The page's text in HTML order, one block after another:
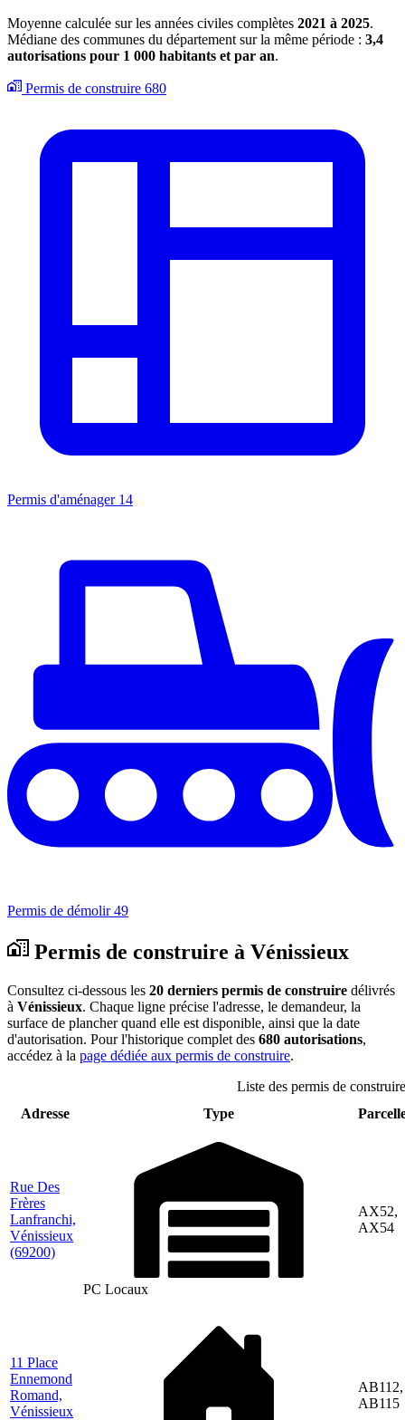
Moyenne calculée sur les années civiles complètes 2021 à 2025.
Médiane des communes du département sur la même période : 3,4
autorisations pour 1 000 habitants et par an.
Permis de construire 680
Permis d'aménager 14
Permis de démolir 49
Permis de construire à Vénissieux
Consultez ci-dessous les 20 derniers permis de construire délivrés
à Vénissieux. Chaque ligne précise l'adresse, le demandeur, la
surface de plancher quand elle est disponible, ainsi que la date
d'autorisation. Pour l'historique complet des 680 autorisations,
accédez à la page dédiée aux permis de construire.
Liste des permis de
Adresse
Type
Rue Des
Frères
Lanfranchi,
Vénissieux
(69200)
PC Locaux
AX52,
AX54
11 Place
Ennemond
Romand,
Vénissieux
AB112,
AB115